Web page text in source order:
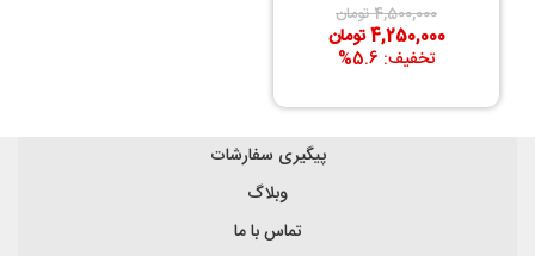
4,500,000تومان
4,250,000تومان
تخفیف: 5.6%
پیگیری سفارشات
وبلاگ
تماس با ما